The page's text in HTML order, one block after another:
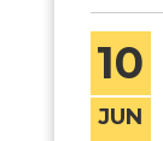
10
JUN